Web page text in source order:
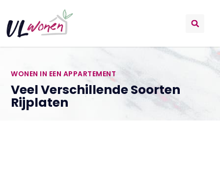
WONEN IN EEN APPARTEMENT
Veel Verschillende Soorten
Rijplaten